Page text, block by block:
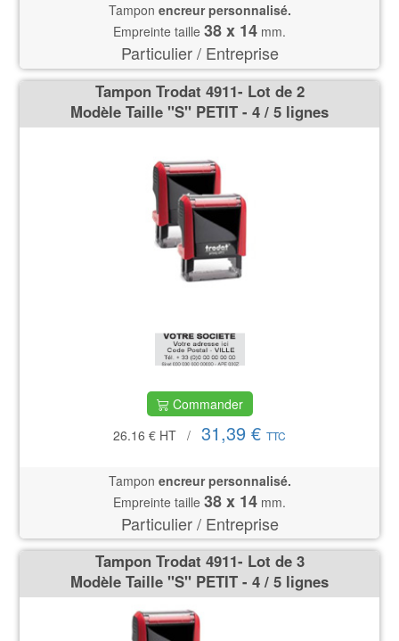
Tampon encreur personnalisé.
Empreinte taille 38 x 14 mm.
Particulier / Entreprise
Tampon Trodat 4911- Lot de 2
Modèle Taille ''S'' PETIT - 4 / 5 lignes
Commander
26.16 € HT / 31,39 € TTC
Tampon encreur personnalisé.
Empreinte taille 38 x 14 mm.
Particulier / Entreprise
Tampon Trodat 4911- Lot de 3
Modèle Taille ''S'' PETIT - 4 / 5 lignes